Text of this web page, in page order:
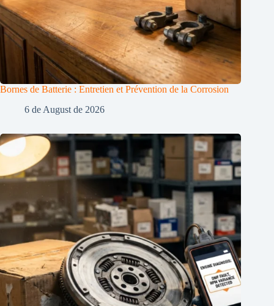
Bornes de Batterie : Entretien et Prévention de la Corrosion
6 de August de 2026